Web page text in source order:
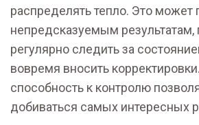
распределять тепло. Это может
непредсказуемым
регулярно следить за
вовремя вносить
способность к контролю
добиваться самых интересных